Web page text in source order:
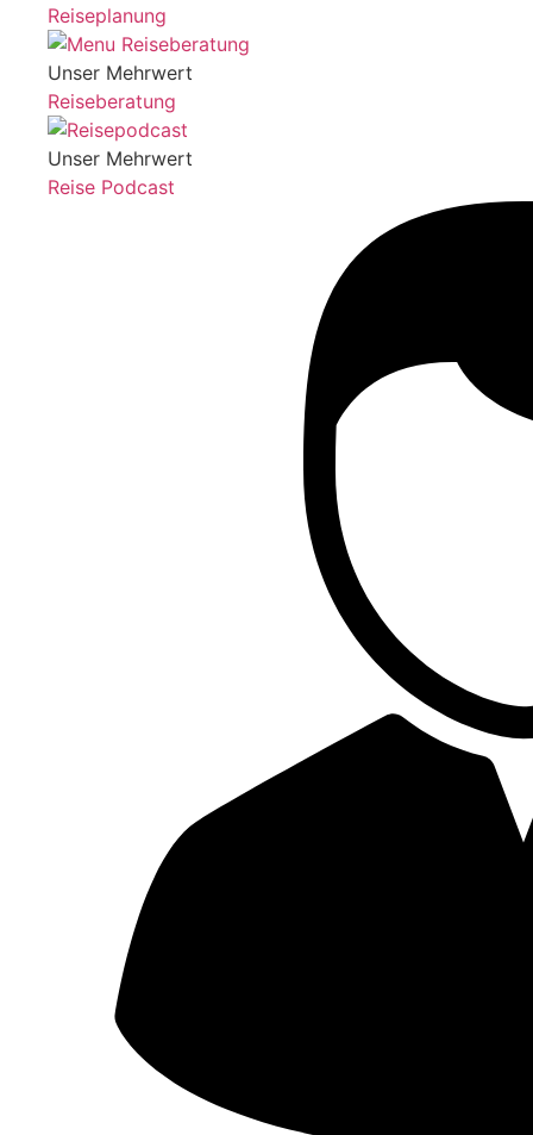
Reiseplanung
Unser Mehrwert
Reiseberatung
Unser Mehrwert
Reise Podcast